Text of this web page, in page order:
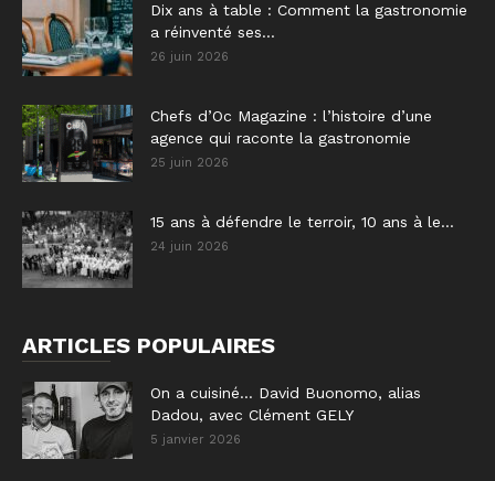
Dix ans à table : Comment la gastronomie
a réinventé ses...
26 juin 2026
Chefs d’Oc Magazine : l’histoire d’une
agence qui raconte la gastronomie
25 juin 2026
15 ans à défendre le terroir, 10 ans à le...
24 juin 2026
ARTICLES POPULAIRES
On a cuisiné… David Buonomo, alias
Dadou, avec Clément GELY
5 janvier 2026